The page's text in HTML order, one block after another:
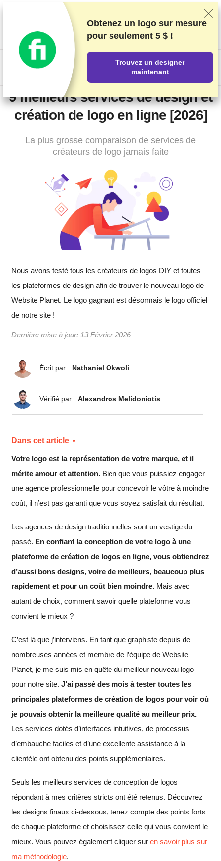
Nous classons nos produits sur la base de tests et de recherches
rigoureux, mais nous tenons également compte de vos
commentaires et des accords commerciaux conclus avec les
fournisseurs. Cette page contient des liens d'affiliation.
Information sur la publicité
US$
9 meilleurs services de design et
création de logo en ligne [2026]
La plus grosse comparaison de services de
créateurs de logo jamais faite
Nous avons testé tous les créateurs de logos DIY et toutes
les plateformes de design afin de trouver le nouveau logo de
Website Planet. Le logo gagnant est désormais le logo officiel
de notre site !
Dernière mise à jour: 13 Février 2026
Vérifié par : Alexandros Melidoniotis
Écrit par : Nathaniel Okwoli
Dans cet article
Votre logo est la représentation de votre marque, et il
mérite amour et attention. Bien que vous puissiez engager
une agence professionnelle pour concevoir le vôtre à moindre
coût, il n’est pas garanti que vous soyez satisfait du résultat.
Les agences de design traditionnelles sont un vestige du
passé. En confiant la conception de votre logo à une
plateforme de création de logos en ligne, vous obtiendrez
d’aussi bons designs, voire de meilleurs, beaucoup plus
rapidement et pour un coût bien moindre. Mais avec
autant de choix, comment savoir quelle plateforme vous
convient le mieux ?
C’est là que j’interviens. En tant que graphiste depuis de
nombreuses années et membre de l’équipe de Website
Planet, je me suis mis en quête du meilleur nouveau logo
pour notre site. J’ai passé des mois à tester toutes les
principales plateformes de création de logos pour voir où
je pouvais obtenir la meilleure qualité au meilleur prix.
Les services dotés d’interfaces intuitives, de processus
d’embauche faciles et d’une excellente assistance à la
clientèle ont obtenu des points supplémentaires.
Seuls les meilleurs services de conception de logos
répondant à mes critères stricts ont été retenus. Découvrez
les designs finaux ci-dessous, tenez compte des points forts
de chaque plateforme et choisissez celle qui vous convient le
mieux. Vous pouvez également cliquer sur en savoir plus sur
ma méthodologie.
Obtenez un logo sur mesure
pour seulement 5 $ !
Trouvez un designer
maintenant